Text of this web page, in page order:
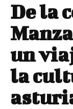
De la
un
la